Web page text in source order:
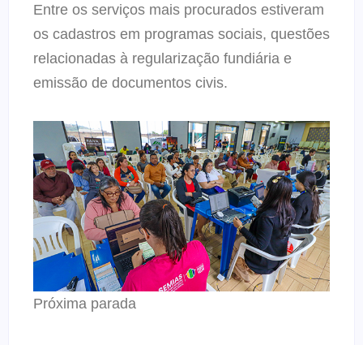
Entre os serviços mais procurados estiveram
os cadastros em programas sociais, questões
relacionadas à regularização fundiária e
emissão de documentos civis.
Próxima parada